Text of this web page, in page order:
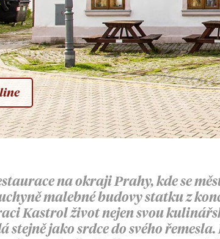
na okraji Prahy, kde se
malebné budovy statku z
Kastrol život nejen svou
stejně jako srdce do svého